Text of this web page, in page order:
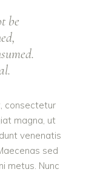
be
consectetur
magna, ut
venenatis
sed
metus. Nunc